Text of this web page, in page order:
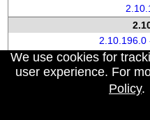
2.10.196.0
2.10.197.0
We use cookies for
user experience. For
Policy.